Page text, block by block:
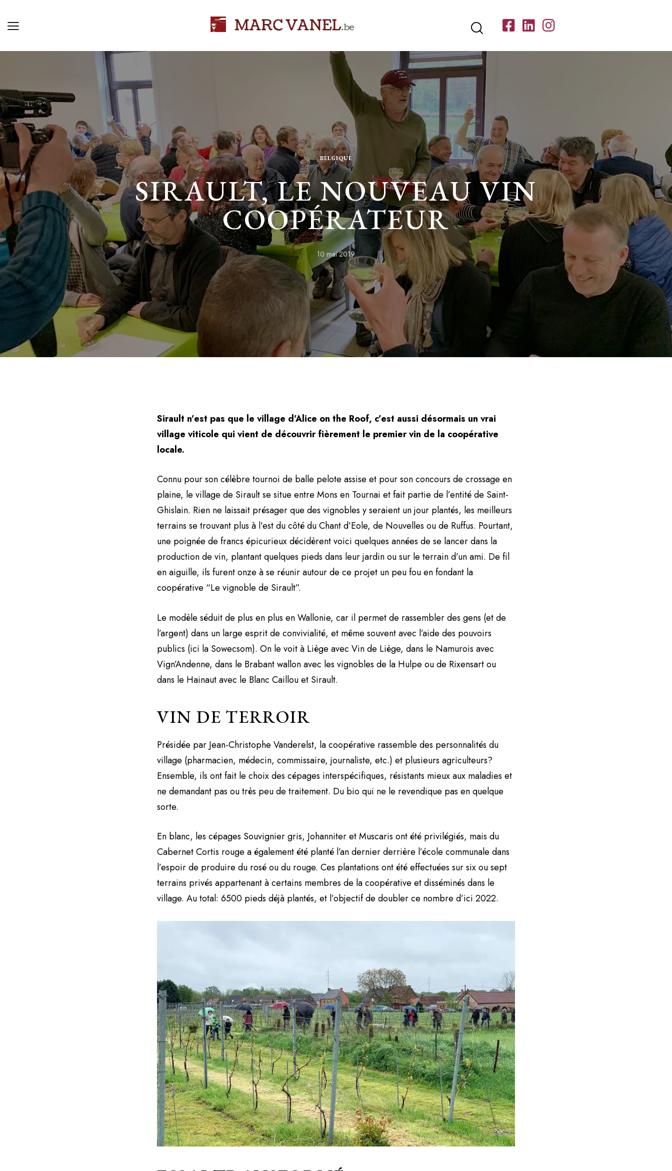
BELGIQUE
SIRAULT, LE NOUVEAU VIN
COOPÉRATEUR
10 mai 2019
Sirault n’est pas que le village d’Alice on the Roof, c’est aussi désormais un vrai
village viticole qui vient de découvrir fièrement le premier vin de la coopérative
locale.
Connu pour son célèbre tournoi de balle pelote assise et pour son concours de crossage en
plaine, le village de Sirault se situe entre Mons en Tournai et fait partie de l’entité de Saint-
Ghislain. Rien ne laissait présager que des vignobles y seraient un jour plantés, les meilleurs
terrains se trouvant plus à l’est du côté du Chant d’Eole, de Nouvelles ou de Ruffus. Pourtant,
une poignée de francs épicurieux décidèrent voici quelques années de se lancer dans la
production de vin, plantant quelques pieds dans leur jardin ou sur le terrain d’un ami. De fil
en aiguille, ils furent onze à se réunir autour de ce projet un peu fou en fondant la
coopérative “Le vignoble de Sirault”.
Le modèle séduit de plus en plus en Wallonie, car il permet de rassembler des gens (et de
l’argent) dans un large esprit de convivialité, et même souvent avec l’aide des pouvoirs
publics (ici la Sowecsom). On le voit à Liège avec Vin de Liège, dans le Namurois avec
Vign’Andenne, dans le Brabant wallon avec les vignobles de la Hulpe ou de Rixensart ou
dans le Hainaut avec le Blanc Caillou et Sirault.
VIN DE TERROIR
Présidée par Jean-Christophe Vanderelst, la coopérative rassemble des personnalités du
village (pharmacien, médecin, commissaire, journaliste, etc.) et plusieurs agriculteurs?
Ensemble, ils ont fait le choix des cépages interspécifiques, résistants mieux aux maladies et
ne demandant pas ou très peu de traitement. Du bio qui ne le revendique pas en quelque
sorte.
En blanc, les cépages Souvignier gris, Johanniter et Muscaris ont été privilégiés, mais du
Cabernet Cortis rouge a également été planté l’an dernier derrière l’école communale dans
l’espoir de produire du rosé ou du rouge. Ces plantations ont été effectuées sur six ou sept
terrains privés appartenant à certains membres de la coopérative et disséminés dans le
village. Au total: 6500 pieds déjà plantés, et l’objectif de doubler ce nombre d’ici 2022.